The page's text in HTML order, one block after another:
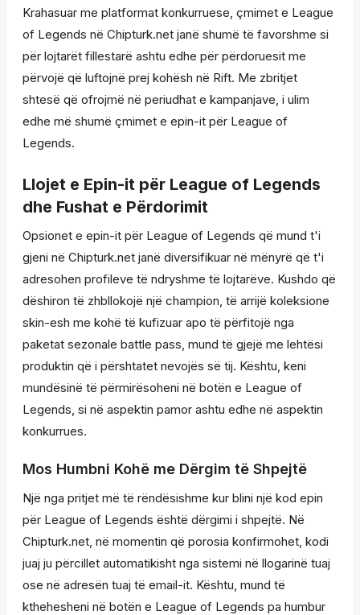
Krahasuar me platformat konkurruese, çmimet e League
of Legends në Chipturk.net janë shumë të favorshme si
për lojtarët fillestarë ashtu edhe për përdoruesit me
përvojë që luftojnë prej kohësh në Rift. Me zbritjet
shtesë që ofrojmë në periudhat e kampanjave, i ulim
edhe më shumë çmimet e epin-it për League of
Legends.
Llojet e Epin-it për League of Legends
dhe Fushat e Përdorimit
Opsionet e epin-it për League of Legends që mund t'i
gjeni në Chipturk.net janë diversifikuar në mënyrë që t'i
adresohen profileve të ndryshme të lojtarëve. Kushdo që
dëshiron të zhbllokojë një champion, të arrijë koleksione
skin-esh me kohë të kufizuar apo të përfitojë nga
paketat sezonale battle pass, mund të gjejë me lehtësi
produktin që i përshtatet nevojës së tij. Kështu, keni
mundësinë të përmirësoheni në botën e League of
Legends, si në aspektin pamor ashtu edhe në aspektin
konkurrues.
Mos Humbni Kohë me Dërgim të Shpejtë
Një nga pritjet më të rëndësishme kur blini një kod epin
për League of Legends është dërgimi i shpejtë. Në
Chipturk.net, në momentin që porosia konfirmohet, kodi
juaj ju përcillet automatikisht nga sistemi në llogarinë tuaj
ose në adresën tuaj të email-it. Kështu, mund të
kthehesheni në botën e League of Legends pa humbur